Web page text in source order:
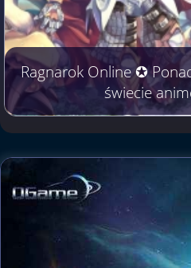
Ragnarok Online ✪
świecie